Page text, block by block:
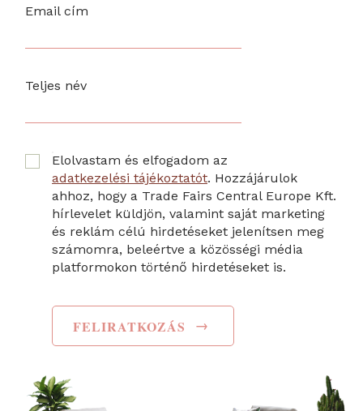
Email cím
Teljes név
Elolvastam és elfogadom az
adatkezelési tájékoztatót. Hozzájárulok
ahhoz, hogy a Trade Fairs Central Europe Kft.
hírlevelet küldjön, valamint saját marketing
és reklám célú hirdetéseket jelenítsen meg
számomra, beleértve a közösségi média
platformokon történő hirdetéseket is.
FELIRATKOZÁS →